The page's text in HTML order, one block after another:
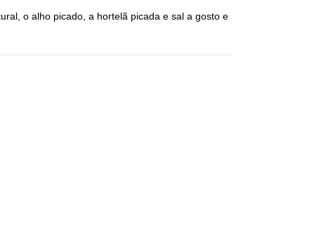
o alho picado, a hortelã picada e sal a gosto e